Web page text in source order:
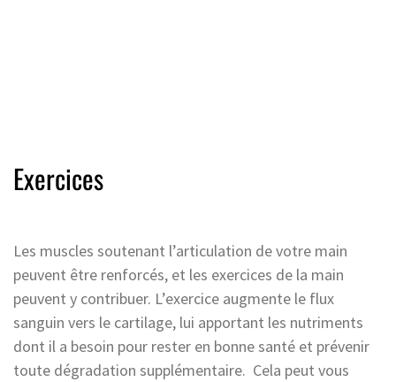
Exercices
Les muscles soutenant l’articulation de votre main
peuvent être renforcés, et les exercices de la main
peuvent y contribuer. L’exercice augmente le flux
sanguin vers le cartilage, lui apportant les nutriments
dont il a besoin pour rester en bonne santé et prévenir
toute dégradation supplémentaire. Cela peut vous